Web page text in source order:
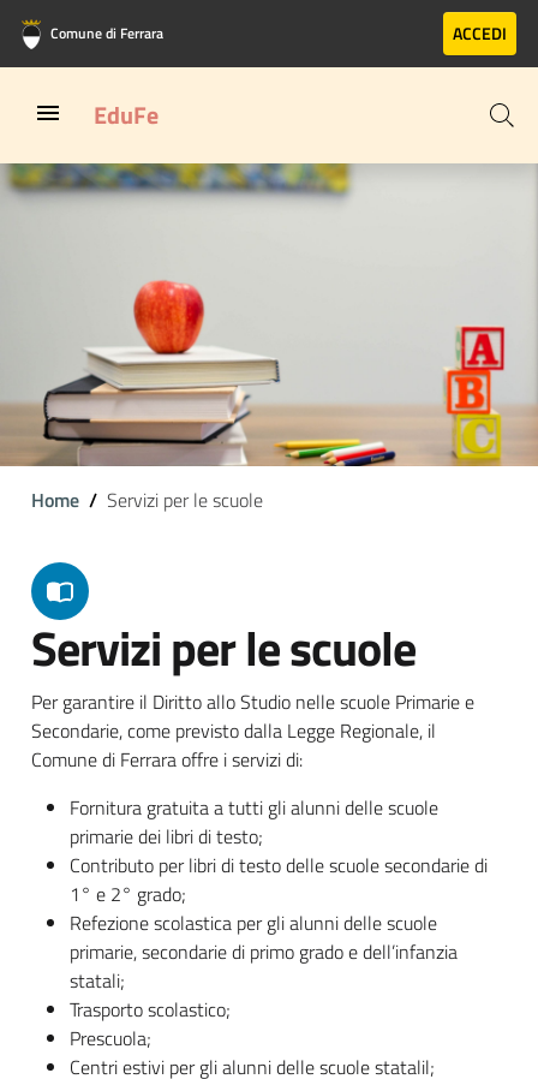
Vai al contenuto principale
Vai al footer
Comune di Ferrara ACCEDI
EduFe
Home Servizi per le scuole
Servizi per le scuole
Per garantire il Diritto allo Studio nelle scuole Primarie e
Secondarie, come previsto dalla Legge Regionale, il
Comune di Ferrara offre i servizi di:
Fornitura gratuita a tutti gli alunni delle scuole
primarie dei libri di testo;
Contributo per libri di testo delle scuole secondarie di
1° e 2° grado;
Refezione scolastica per gli alunni delle scuole
primarie, secondarie di primo grado e dell’infanzia
statali;
Trasporto scolastico;
Prescuola;
Centri estivi per gli alunni delle scuole statalil;